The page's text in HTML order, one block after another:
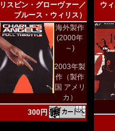
リスピン・グローヴァー／
ブルース・ウィリス）
海外製作
(2000年
～)
2003年製
作（製作
国 アメリ
カ）
300円
ウ